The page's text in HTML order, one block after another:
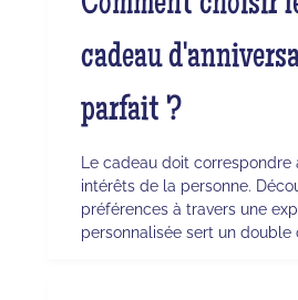
cadeau
parfait ?
Le cadeau doit correspondre
intérêts de la personne.
préférences à travers une
personnalisée sert un double